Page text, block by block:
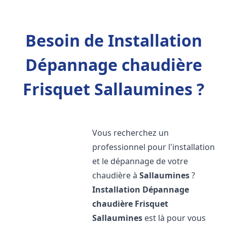
Besoin de Installation
Dépannage chaudière
Frisquet Sallaumines ?
Vous recherchez un
professionnel pour l'installation
et le dépannage de votre
chaudière àSallaumines?
Installation Dépannage
chaudière Frisquet
Sallaumines est là pour vous